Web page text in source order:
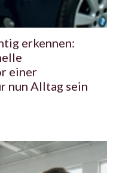
erkennen:
einer
nun Alltag sein